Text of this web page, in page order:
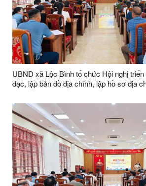
UBND xã Lộc Bình tổ chức Hội nghị
đạc, lập bản đồ địa chính, lập hồ sơ địa